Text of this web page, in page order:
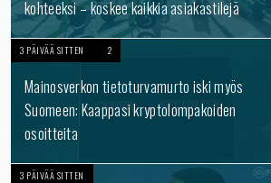
kohteeksi – koskee kaikkia asiakastilejä
3 PÄIVÄÄ SITTEN 2
Mainosverkon tietoturvamurto iski myös
Suomeen: Kaappasi kryptolompakoiden
osoitteita
3 PÄIVÄÄ SITTEN